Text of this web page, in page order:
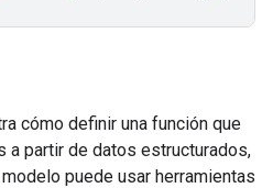
cómo definir una función que
a partir de datos estructurados,
puede usar herramientas